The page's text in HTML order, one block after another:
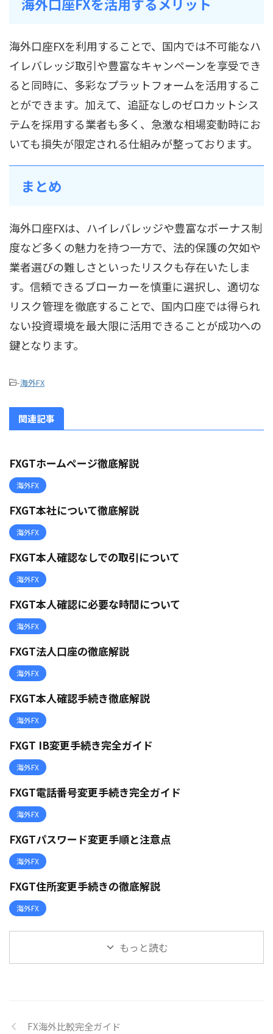
海外口座FXを利用することで、国内では不可能なハ
イレバレッジ取引や豊富なキャンペーンを享受でき
ると同時に、多彩なプラットフォームを活用するこ
とができます。加えて、追証なしのゼロカットシス
テムを採用する業者も多く、急激な相場変動時にお
いても損失が限定される仕組みが整っております。
まとめ
海外口座FXは、ハイレバレッジや豊富なボーナス制
度など多くの魅力を持つ一方で、法的保護の欠如や
業者選びの難しさといったリスクも存在いたしま
す。信頼できるブローカーを慎重に選択し、適切な
リスク管理を徹底することで、国内口座では得られ
ない投資環境を最大限に活用できることが成功への
鍵となります。
-海外FX
関連記事
FXGTホームページ徹底解説
海外FX
FXGT本社について徹底解説
海外FX
FXGT本人確認なしでの取引について
海外FX
FXGT本人確認に必要な時間について
海外FX
FXGT法人口座の徹底解説
海外FX
FXGT本人確認手続き徹底解説
海外FX
FXGT IB変更手続き完全ガイド
海外FX
FXGT電話番号変更手続き完全ガイド
海外FX
FXGTパスワード変更手順と注意点
海外FX
FXGT住所変更手続きの徹底解説
海外FX
もっと読む
FX海外比較完全ガイド